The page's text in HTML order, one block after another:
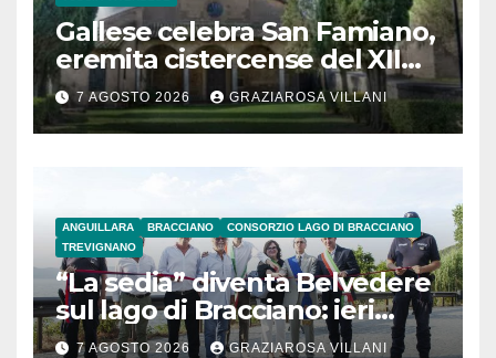
Gallese celebra San Famiano,
eremita cistercense del XII
secolo
7 AGOSTO 2026 GRAZIAROSA VILLANI
ANGUILLARA BRACCIANO
CONSORZIO LAGO DI BRACCIANO
TREVIGNANO
“La sedia” diventa Belvedere
sul lago di Bracciano: ieri
l’inaugurazione
7 AGOSTO 2026 GRAZIAROSA VILLANI